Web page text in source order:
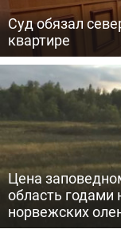
Суд обязал
квартире
Цена
область
норвежских